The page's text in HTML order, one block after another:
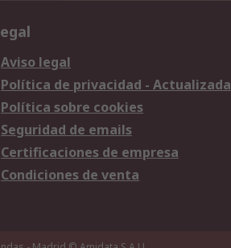
Aviso legal
Política de privacidad - Actualizada
Política sobre cookies
Seguridad de emails
Certificaciones de empresa
Condiciones de venta